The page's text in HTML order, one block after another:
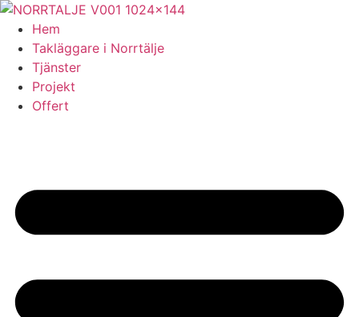
Skip
content
Hem
Takläggare i Norrtälje
Tjänster
Projekt
Offert